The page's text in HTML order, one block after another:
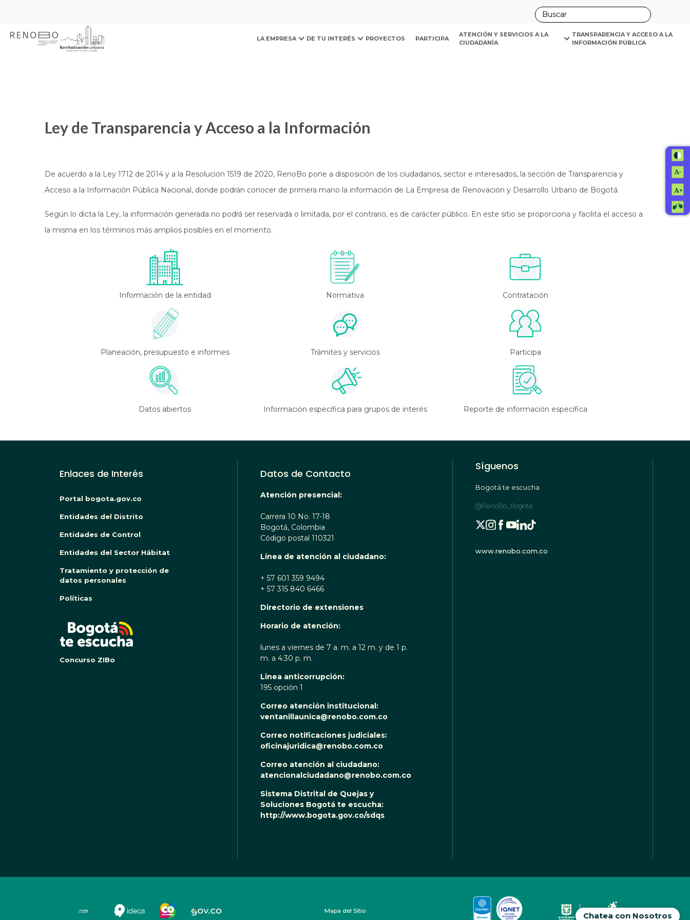
contenido
Sitio Web Empresa de Renovación y Desarrollo Urbano
Chatea con Nosotros
LA EMPRESA DE TU INTERÉS PROYECTOS PARTICIPA
ATENCIÓN Y SERVICIOS A LA
CIUDADANÍA
TRANSPARENCIA Y ACCESO A LA
INFORMACIÓN PÚBLICA
Ley de Transparencia y Acceso a la Información
De acuerdo a la Ley 1712 de 2014 y a la Resolución 1519 de 2020, RenoBo pone a disposición de los ciudadanos, sector e interesados, la sección de Transparencia y
Acceso a la Información Pública Nacional, donde podrán conocer de primera mano la información de La Empresa de Renovación y Desarrollo Urbano de Bogotá.
Según lo dicta la Ley, la información generada no podrá ser reservada o limitada, por el contrario, es de carácter público. En este sitio se proporciona y facilita el acceso a
la misma en los términos más amplios posibles en el momento.
Información de la entidad Normativa Contratación
Planeación, presupuesto e informes Trámites y servicios Participa
Datos abiertos Información específica para grupos de interés Reporte de información específica
Enlaces de Interés
Portal bogota.gov.co
Entidades del Distrito
Entidades de Control
Entidades del Sector Hábitat
Tratamiento y protección de
datos personales
Políticas
Concurso ZIBo
Datos de Contacto
Atención presencial:
Carrera 10 No. 17-18
Bogotá, Colombia
Código postal 110321
Línea de atención al ciudadano:
+ 57 601 359 9494
+ 57 315 840 6466
Directorio de extensiones
Horario de atención:
lunes a viernes de 7 a. m. a 12 m. y de 1 p.
m. a 4:30 p. m.
Linea anticorrupción:
195 opción 1
Correo atención institucional:
ventanillaunica@renobo.com.co
Correo notificaciones judiciales:
oficinajuridica@renobo.com.co
Correo atención al ciudadano:
atencionalciudadano@renobo.com.co
Sistema Distrital de Quejas y
Soluciones Bogotá te escucha:
http://www.bogota.gov.co/sdqs
Síguenos
Bogotá te escucha
@RenoBo_Bogota
www.renobo.com.co
Mapa del Sitio